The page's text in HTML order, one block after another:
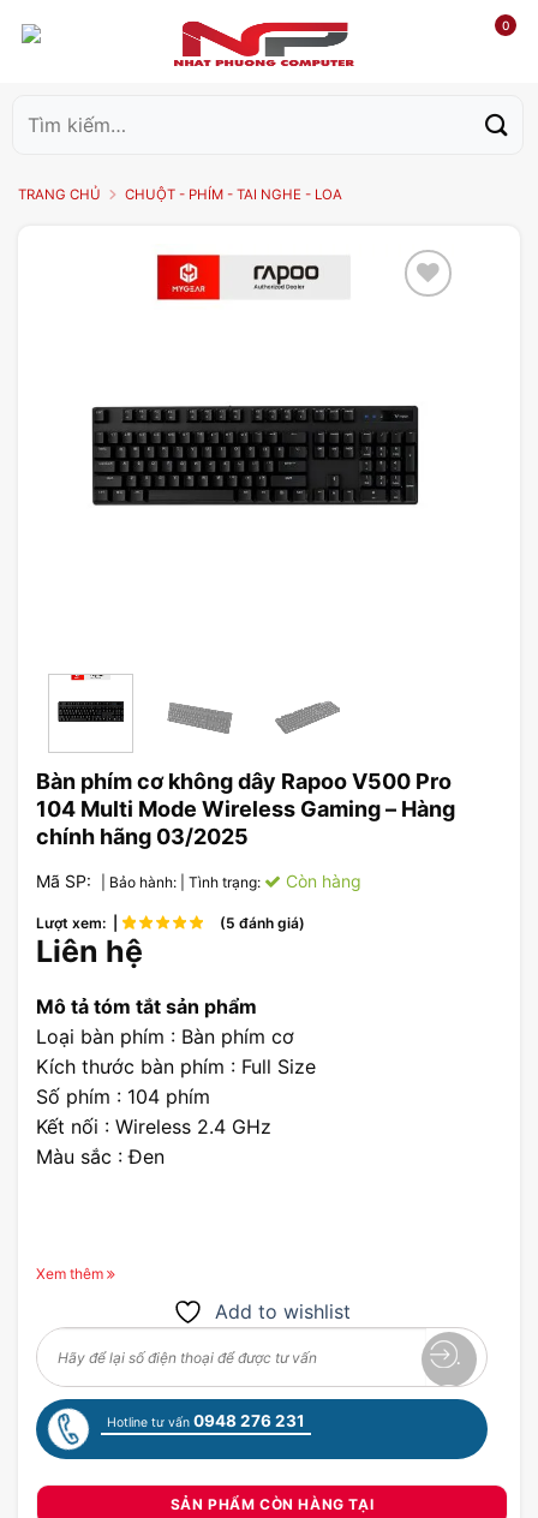
0
kiếm:
TRANG CHỦ CHUỘT - PHÍM - TAI NGHE - LOA
Bàn phím cơ không dây Rapoo V500 Pro
104 Multi Mode Wireless Gaming – Hàng
chính hãng 03/2025
Mã SP: | Bảo hành: | Tình trạng: Còn hàng
Lượt xem: | (5 đánh giá)
Liên hệ
Mô tả tóm tắt sản phẩm
Loại bàn phím : Bàn phím cơ
Kích thước bàn phím : Full Size
Số phím : 104 phím
Kết nối : Wireless 2.4 GHz
Màu sắc : Đen
Xem thêm
Add to wishlist
Hotline tư vấn 0948 276 231
SẢN PHẨM CÒN HÀNG TẠI